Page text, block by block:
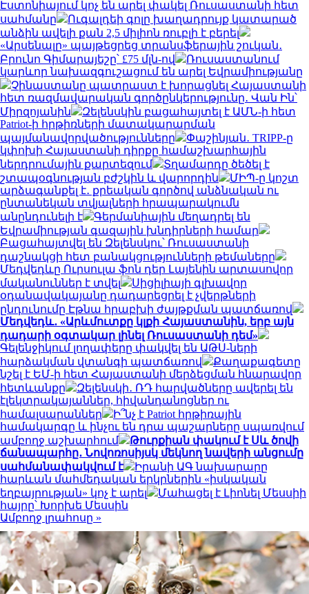
Էստոնիայում կոչ են արել փակել Ռուսաստանի հետ
սահմանը
Ուգալդեի գոլը խաղադրույք կատարած
անձին ավելի քան 2,5 միլիոն ռուբլի է բերել
«Արսենալը» պայթեցրեց տրանսֆերային շուկան․
Բրունո Գիմարայեշը՝ £75 մլն-ով
Ռուսաստանում
կարևոր նախազգուշացում են արել Եվրամիությանը
Չինաստանը պատրաստ է խորացնել Հայաստանի
հետ ռազմավարական գործընկերությունը․ Վան Ին՝
Միրզոյանին
Զելենսկին բացահայտել է ԱՄՆ-ի հետ
Patriot-ի հրթիռների մատակարարման
պայմանավորվածությունները
Փաշինյան․ TRIPP-ը
կփոխի Հայաստանի դիրքը համաշխարհային
ներդրումային քարտեզում
Տղամարդը ծեծել է
շտապօգնության բժշկին և վարորդին
ՄԻՊ-ը կոշտ
արձագանքել է․ քրեական գործով անձնական ու
ընտանեկան տվյալների հրապարակումն
անընդունելի է
Գերմանիային մեղադրել են
Եվրամիության գազային խնդիրների համար
Բացահայտվել են Զելենսկու՝ Ռուսաստանի
դաշնակցի հետ բանակցությունների թեմաները
Մեդվեդևը Ուրսուլա ֆոն դեր Լայենին արտասովոր
մականուններ է տվել
Սիցիլիայի գլխավոր
օդանավակայանը դադարեցրել է չվերթների
ընդունումը Էթնա հրաբխի ժայթքման պատճառով
Մեդվեդև․ «Արևմուտքը կլքի Հայաստանին, երբ այն
դադարի օգտակար լինել Ռուսաստանի դեմ»
Գելենջիկում լողափերը փակվել են ԱԹՍ-ների
հարձակման վտանգի պատճառով
Քաղաքագետը
նշել է ԵՄ-ի հետ Հայաստանի մերձեցման հնարավոր
հետևանքը
Զելենսկի․ ՌԴ հարվածները ավերել են
էլեկտրակայաններ, հիվանդանոցներ ու
համալսարաններ
Ի՞նչ է Patriot հրթիռային
համակարգը և ինչու են դրա պաշարները սպառվում
ամբողջ աշխարհում
Թուրքիան փակում է Սև ծովի
ճանապարհը․ Նովոռոսիյսկ մեկնող նավերի անցումը
սահմանափակվում է
Իրանի ԱԳ նախարարը
հարևան մահմեդական երկրներին «իսկական
եղբայրության» կոչ է արել
Մահացել է Լիոնել Մեսսիի
հայրը՝ Խորխե Մեսսին
Ամբողջ լրահոսը »